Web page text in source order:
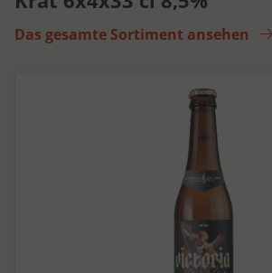
Das gesamte Sortiment ansehen